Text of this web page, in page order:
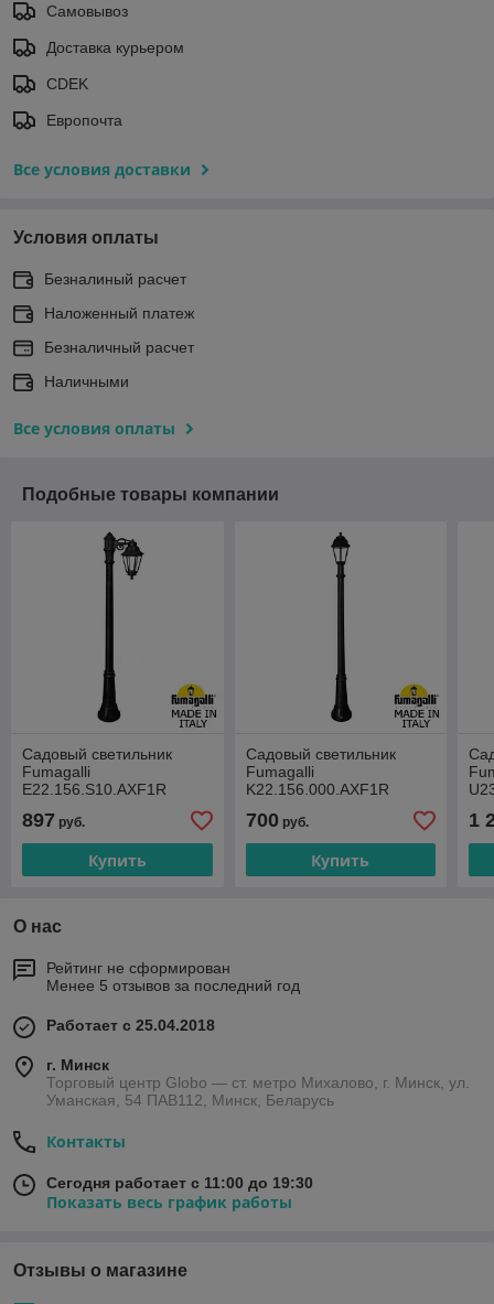
Самовывоз
Доставка курьером
CDEK
Европочта
Все условия доставки
Условия оплаты
Безналиный расчет
Наложенный платеж
Безналичный расчет
Наличными
Все условия оплаты
Подобные товары компании
Садовый светильник
Fumagalli
E22.156.S10.AXF1R
897 руб.
Купить
Садовый светильник
Fumagalli
K22.156.000.AXF1R
700руб.
Купить
1
О нас
Рейтинг не сформирован
Менее 5 отзывов за последний год
Работает с 25.04.2018
г. Минск
Торговый центр Globo — ст. метро Михалово, г. Минск, ул.
Уманская, 54 ПАВ112, Минск, Беларусь
Контакты
Сегодня работает с 11:00 до 19:30
Показать весь график работы
Отзывы о магазине